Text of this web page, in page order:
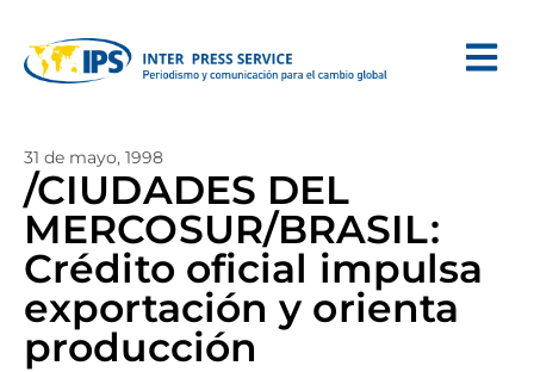
31 de mayo, 1998
/CIUDADES DEL
MERCOSUR/BRASIL:
Crédito oficial impulsa
exportación y orienta
producción